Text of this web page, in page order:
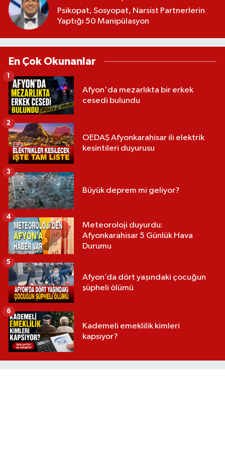
Psikopat, Sosyopat, Narsist Partnerlerin
Yaptığı 50 Manipülasyon
En Çok Okunanlar
Afyon'da mezarlıkta bir erkek
cesedi bulundu
1
OEDAŞ Afyonkarahisar ili elektrik
kesintileri duyurusu
2
Büyük deprem mi geliyor?
3
Meteoroloji duyurdu:
Afyonkarahisar 5 Günlük Hava
Durumu
4
Afyon’da dört yaşındaki çocuğun
şüpheli ölümü
5
Kademeli emeklilik kimleri
kapsıyor?
6